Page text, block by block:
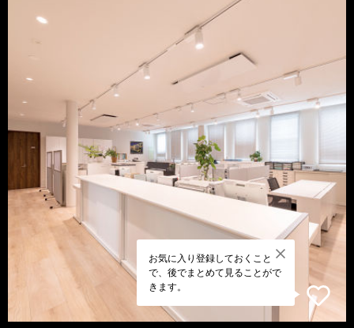
お気に入り登録しておくこと
で、後でまとめて見ることがで
きます。